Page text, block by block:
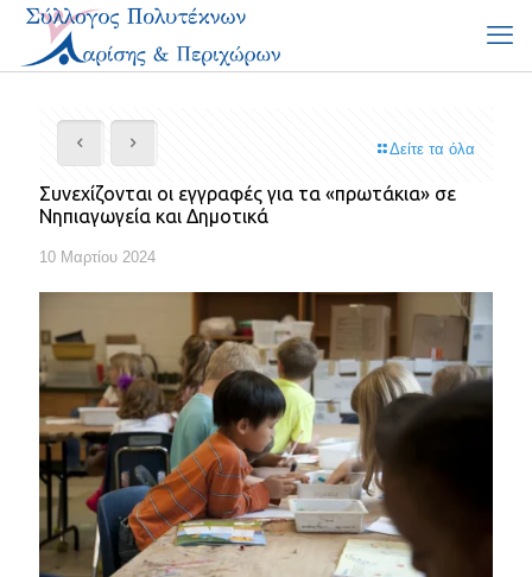
Δείτε τα όλα
Συνεχίζονται οι εγγραφές για τα «πρωτάκια» σε
Νηπιαγωγεία και Δημοτικά
10 Μαρτίου 2024